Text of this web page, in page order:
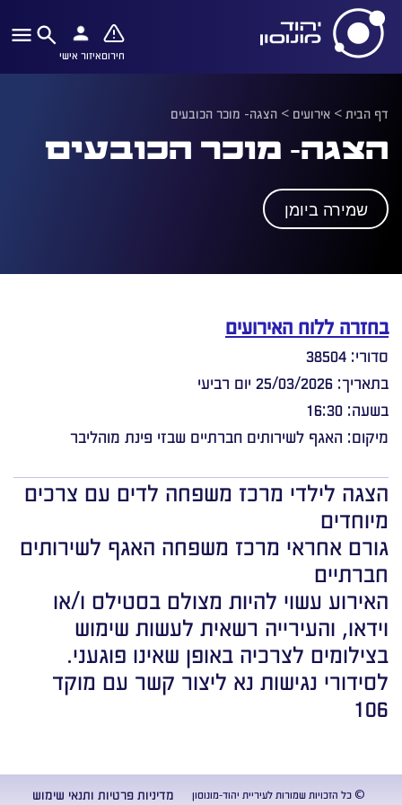
חירוםאיזור אישי
דף הבית> אירועים > הצגה- מוכר הכובעים
הצגה- מוכר הכובעים
שמירה ביומן
בחזרה ללוח האירועים
סדורי: 38504
בתאריך: 25/03/2026 יום רביעי
בשעה: 16:30
מיקום: האגף לשירותים חברתיים שבזי פינת מוהליבר
הצגה לילדי מרכז משפחה לדים עם צרכים
מיוחדים
גורם אחראי מרכז משפחה האגף לשירותים
חברתיים
האירוע עשוי להיות מצולם בסטילס ו/או
וידאו, והעירייה רשאית לעשות שימוש
בצילומים לצרכיה באופן שאינו פוגעני.
לסידורי נגישות נא ליצור קשר עם מוקד
106
© כל הזכויות שמורות לעיריית יהוד-מונוסון מדיניות פרטיות ותנאי שימוש